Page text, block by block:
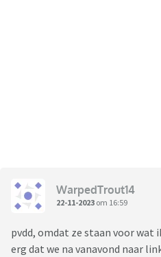
WarpedTrout14
22-11-2023 om 16:59
pvdd, omdat ze staan voor wat
erg dat we na vanavond naar